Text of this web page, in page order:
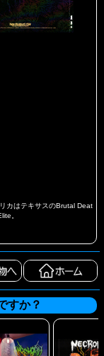
カはテキサスのBrutal Deat
。
すか？